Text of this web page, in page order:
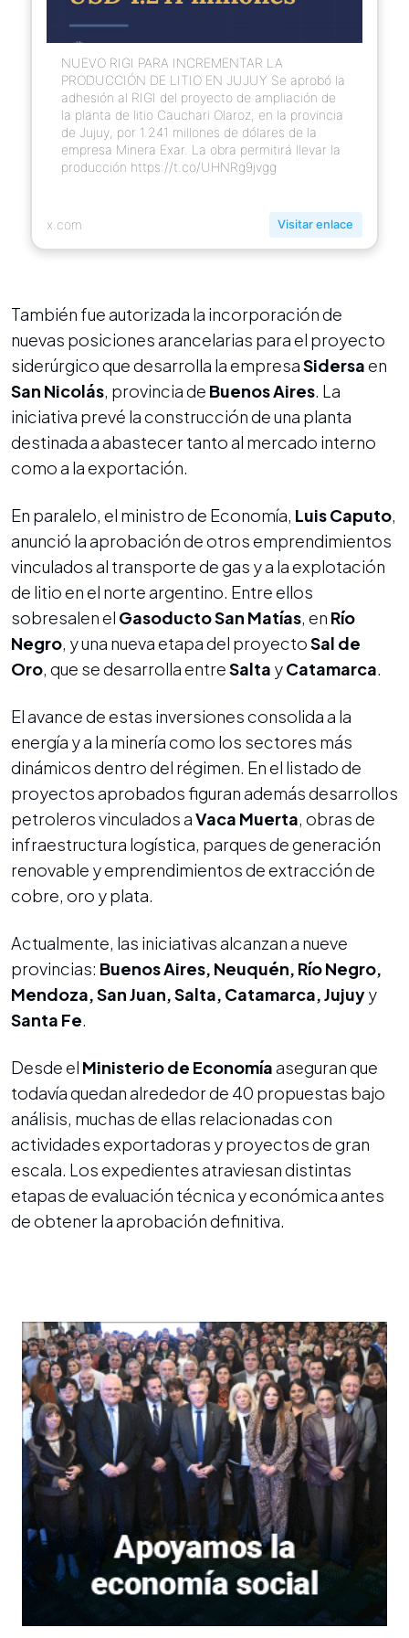
NUEVO RIGI PARA INCREMENTAR LA
PRODUCCIÓN DE LITIO EN JUJUY Se aprobó la
adhesión al RIGI del proyecto de ampliación de
la planta de litio Cauchari Olaroz, en la provincia
de Jujuy, por 1.241 millones de dólares de la
empresa Minera Exar. La obra permitirá llevar la
producción https://t.co/UHNRg9jvgg
x.com Visitar enlace
También fue autorizada la incorporación de
nuevas posiciones arancelarias para el proyecto
siderúrgico que desarrolla la empresaSidersaen
San Nicolás, provincia de Buenos Aires. La
iniciativa prevé la construcción de una planta
destinada a abastecer tanto al mercado interno
como a la exportación.
En paralelo, el ministro de Economía, Luis Caputo,
anunció la aprobación de otros emprendimientos
vinculados al transporte de gas y a la explotación
de litio en el norte argentino. Entre ellos
sobresalen el Gasoducto San Matías, en Río
Negro, y una nueva etapa del proyectoSal de
Oro, que se desarrolla entreSalta yCatamarca.
El avance de estas inversiones consolida a la
energía y a la minería como los sectores más
dinámicos dentro del régimen. En el listado de
proyectos aprobados figuran además desarrollos
petroleros vinculados aVaca Muerta, obras de
infraestructura logística, parques de generación
renovable y emprendimientos de extracción de
cobre, oro y plata.
Actualmente, las iniciativas alcanzan a nueve
provincias: Buenos Aires, Neuquén, Río Negro,
Mendoza, San Juan, Salta, Catamarca, Jujuyy
Santa Fe.
Desde el Ministerio de Economíaaseguran que
todavía quedan alrededor de 40 propuestas bajo
análisis, muchas de ellas relacionadas con
actividades exportadoras y proyectos de gran
escala. Los expedientes atraviesan distintas
etapas de evaluación técnica y económica antes
de obtener la aprobación definitiva.